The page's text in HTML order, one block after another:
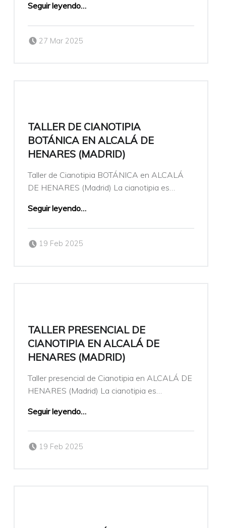
Seguir leyendo…
27 Mar 2025
TALLER DE CIANOTIPIA
BOTÁNICA EN ALCALÁ DE
HENARES (MADRID)
Taller de Cianotipia BOTÁNICA en ALCALÁ
DE HENARES (Madrid) La cianotipia es…
Seguir leyendo…
19 Feb 2025
TALLER PRESENCIAL DE
CIANOTIPIA EN ALCALÁ DE
HENARES (MADRID)
Taller presencial de Cianotipia en ALCALÁ DE
HENARES (Madrid) La cianotipia es…
Seguir leyendo…
19 Feb 2025